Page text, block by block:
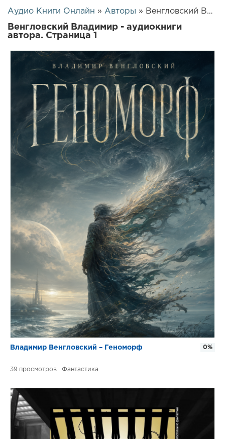
Аудио Книги Онлайн » Авторы » Венгловский Владимир
Венгловский Владимир - аудиокниги
автора. Страница 1
Владимир Венгловский – Геноморф
39 Фантастика
0%